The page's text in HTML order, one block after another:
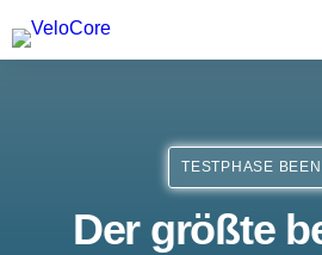
Agenturen & Webdesigner
TESTPHASE
Der größte